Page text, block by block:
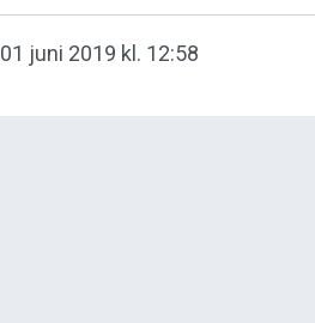
01 juni 2019 kl. 12:58